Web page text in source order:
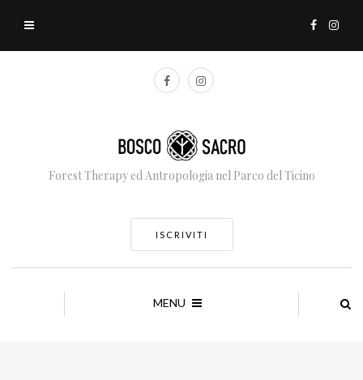
Forest Therapy ed Antropologia nel Parco del Ticino
ISCRIVITI
MENU